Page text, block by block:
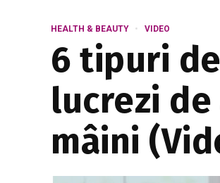
HEALTH & BEAUTY VIDEO
6 tipuri
lucrezi
mâini